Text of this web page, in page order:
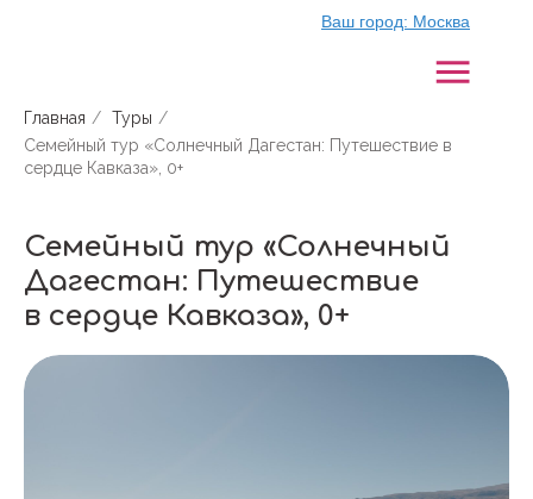
Ваш город: Москва
Главная / Туры /
Семейный тур «Солнечный Дагестан: Путешествие в
сердце Кавказа», 0+
Семейный тур «Солнечный
Дагестан: Путешествие
в сердце Кавказа», 0+